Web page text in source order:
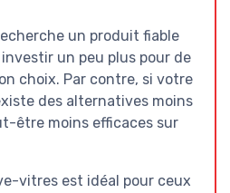
un produit fiable
un peu plus pour de
choix. Par contre, si votre
des alternatives moins
être moins efficaces sur
vitres est idéal pour ceux